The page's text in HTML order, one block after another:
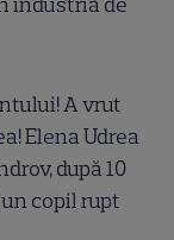
A vrut
Elena Udrea
după 10
copil rupt